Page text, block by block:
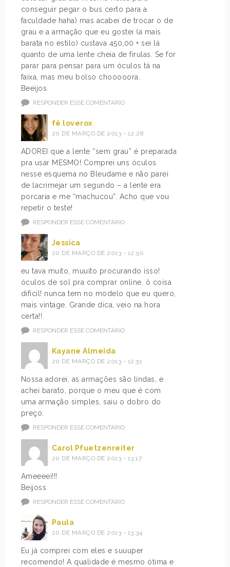
conseguir pegar o bus certo para a
faculdade haha) mas acabei de trocar o de
grau e a armação que eu gostei (a mais
barata no estilo) custava 450,00 + sei lá
quanto de uma lente cheia de firulas. Se for
parar para pensar para um óculos tá na
faixa, mas meu bolso chooooora.
Beeijos
RESPONDER ESSE COMENTÁRIO
fê loverox
20 DE MARÇO DE 2013 - 12:28
ADOREI que a lente “sem grau” é preparada
pra usar MESMO! Comprei uns óculos
nesse esquema no Bleudame e não parei
de lacrimejar um segundo – a lente era
porcaria e me “machucou”. Acho que vou
repetir o teste!
RESPONDER ESSE COMENTÁRIO
Jessica
20 DE MARÇO DE 2013 - 12:50
eu tava muito, muuito procurando isso!
óculos de sol pra comprar online. ô coisa
difícil! nunca tem no modelo que eu quero,
mais vintage. Grande dica, veio na hora
certa!!
RESPONDER ESSE COMENTÁRIO
Kayane Almeida
20 DE MARÇO DE 2013 - 12:51
Nossa adorei, as armações são lindas, e
achei barato, porque o meu que é com
uma armação simples, saiu o dobro do
preço.
RESPONDER ESSE COMENTÁRIO
Carol Pfuetzenreiter
20 DE MARÇO DE 2013 - 13:17
Ameeeei!!!
Beijoss
RESPONDER ESSE COMENTÁRIO
Paula
20 DE MARÇO DE 2013 - 13:34
Eu já comprei com eles e suuuper
recomendo! A qualidade é mesmo ótima e